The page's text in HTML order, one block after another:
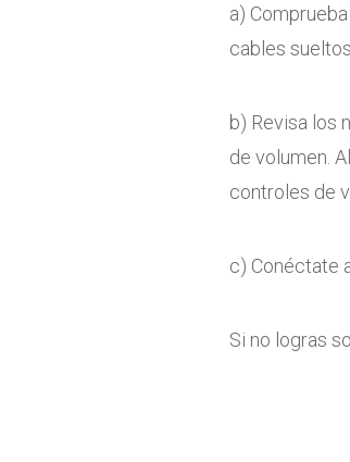
a)
cables
b) Revisa los
de volumen.
controles de
c) Conéctate
Si no logras